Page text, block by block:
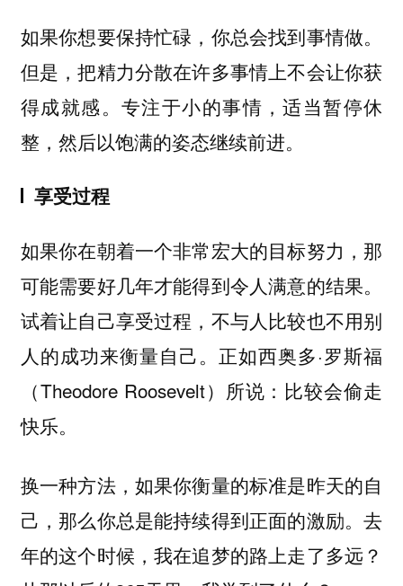
如果你想要保持忙碌，你总会找到事情做。
但是，把精力分散在许多事情上不会让你获
得成就感。专注于小的事情，适当暂停休
整，然后以饱满的姿态继续前进。
享受过程
如果你在朝着一个非常宏大的目标努力，那
可能需要好几年才能得到令人满意的结果。
试着让自己享受过程，不与人比较也不用别
人的成功来衡量自己。正如西奥多·罗斯福
（Theodore Roosevelt）所说：比较会偷走
快乐。
换一种方法，如果你衡量的标准是昨天的自
己，那么你总是能持续得到正面的激励。去
年的这个时候，我在追梦的路上走了多远？